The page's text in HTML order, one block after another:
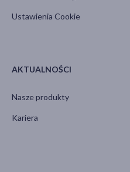
Ustawienia Cookie
AKTUALNOŚCI
Nasze produkty
Kariera